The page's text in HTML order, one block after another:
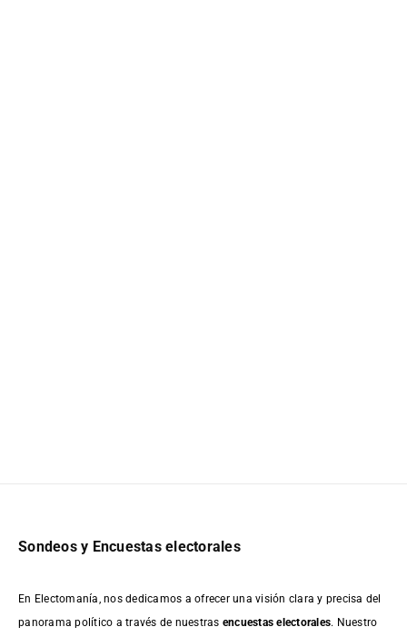
Sondeos y Encuestas electorales
En Electomanía, nos dedicamos a ofrecer una visión clara y precisa del
panorama político a través de nuestras encuestas electorales. Nuestro